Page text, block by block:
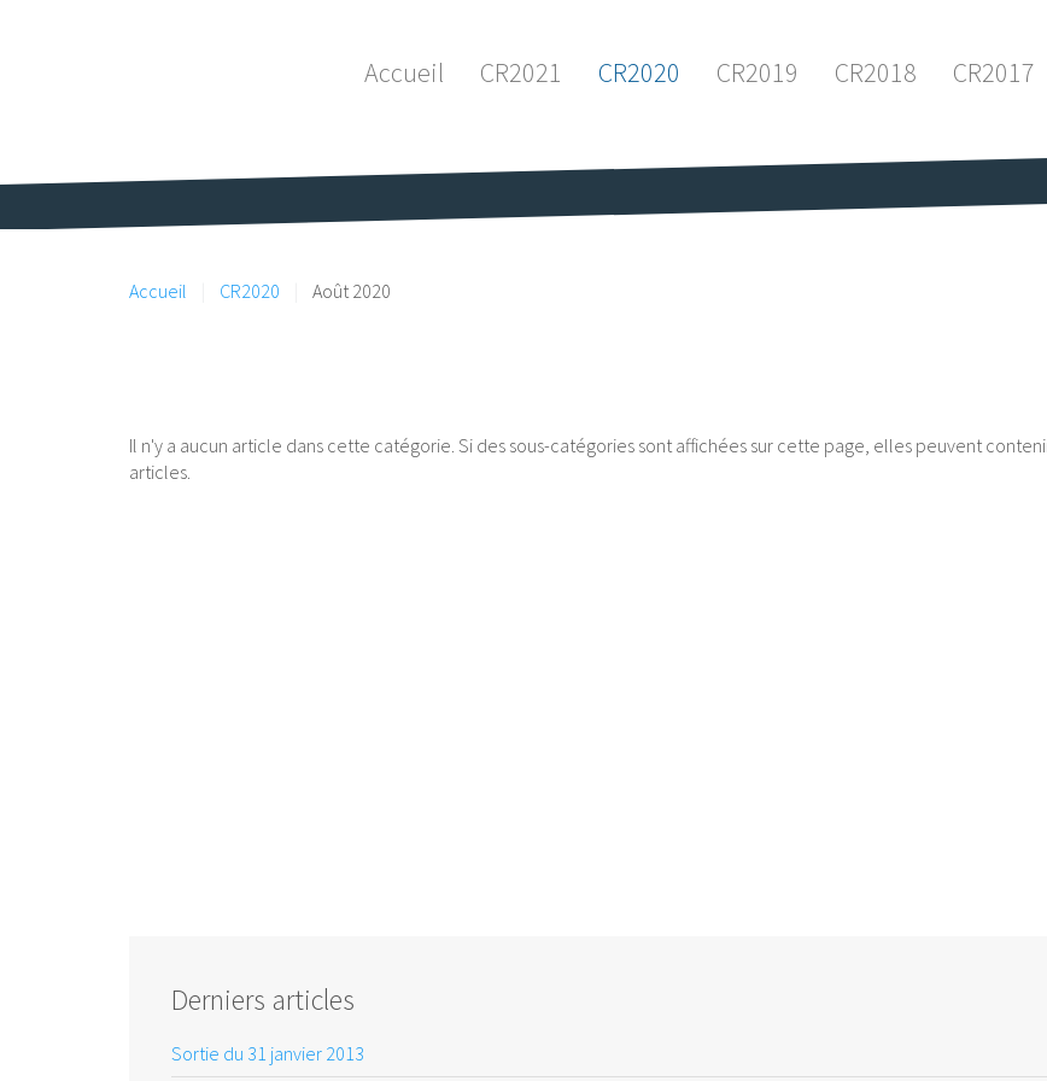
Accueil CR2021 CR2020 CR2019 CR2018 CR2017
Accueil CR2020 Août 2020
Il n'y a aucun article dans cette catégorie. Si des sous-catégories sont affichées sur cette page, elles peuvent
articles.
Derniers articles
Sortie du 31 janvier 2013